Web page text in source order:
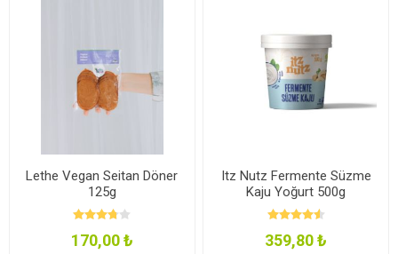
Lethe Vegan Seitan Döner
125g
170,00 ₺
Itz Nutz Fermente Süzme
Kaju Yoğurt 500g
359,80 ₺